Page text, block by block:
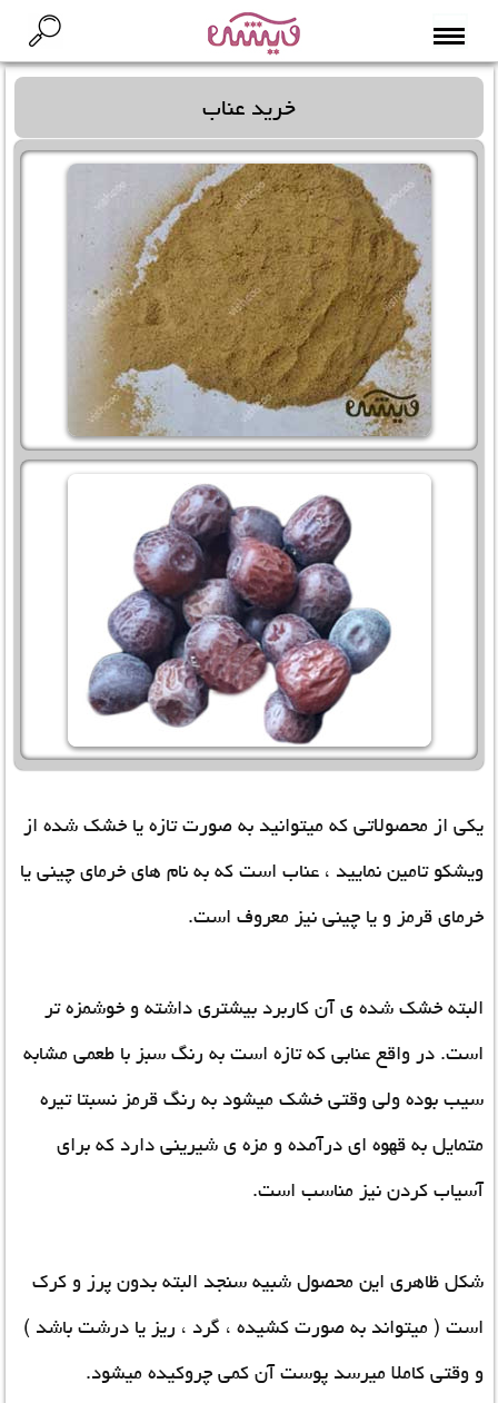
خرید عناب
یکی از محصولاتی که میتوانید به صورت تازه یا خشک شده از
ویشکو تامین نمایید ، عناب است که به نام های خرمای چینی یا
خرمای قرمز و یا چینی نیز معروف است.
البته خشک شده ی آن کاربرد بیشتری داشته و خوشمزه تر
است. در واقع عنابی که تازه است به رنگ سبز با طعمی مشابه
سیب بوده ولی وقتی خشک میشود به رنگ قرمز نسبتا تیره
متمایل به قهوه ای درآمده و مزه ی شیرینی دارد که برای
آسیاب کردن نیز مناسب است.
شکل ظاهری این محصول شبیه سنجد البته بدون پرز و کرک
است ( میتواند به صورت کشیده ، گرد ، ریز یا درشت باشد )
و وقتی کاملا میرسد پوست آن کمی چروکیده میشود.